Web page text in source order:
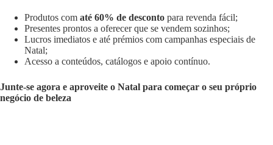
Produtos com até 60% de desconto para revenda fácil;
Presentes prontos a oferecer que se vendem sozinhos;
Lucros imediatos e até prémios com campanhas especiais de
Natal;
Acesso a conteúdos, catálogos e apoio contínuo.
Junte-se agora e aproveite o Natal para começar o seu próprio
negócio de beleza